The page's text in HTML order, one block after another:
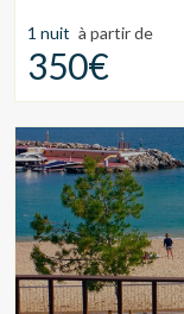
1 nuit à partir de
350€